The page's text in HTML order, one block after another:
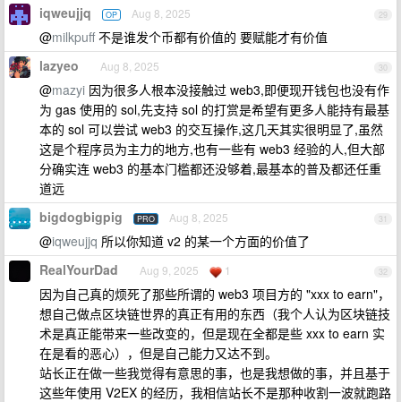
29
iqweujjq OP Aug 8, 2025
@milkpuff不是谁发个币都有价值的 要赋能才有价值
30
lazyeo Aug 8, 2025
@mazyi 因为很多人根本没接触过 web3,即便现开钱包也没有作
为 gas 使用的 sol,先支持 sol 的打赏是希望有更多人能持有最基
本的 sol 可以尝试 web3 的交互操作,这几天其实很明显了,虽然
这是个程序员为主力的地方,也有一些有 web3 经验的人,但大部
分确实连 web3 的基本门槛都还没够着,最基本的普及都还任重
道远
31
bigdogbigpig PRO Aug 8, 2025
@iqweujjq 所以你知道 v2 的某一个方面的价值了
32
RealYourDad Aug 9, 2025 1
因为自己真的烦死了那些所谓的 web3 项目方的 "xxx to earn"，
想自己做点区块链世界的真正有用的东西（我个人认为区块链技
术是真正能带来一些改变的，但是现在全都是些 xxx to earn 实
在是看的恶心），但是自己能力又达不到。
站长正在做一些我觉得有意思的事，也是我想做的事，并且基于
这些年使用 V2EX 的经历，我相信站长不是那种收割一波就跑路